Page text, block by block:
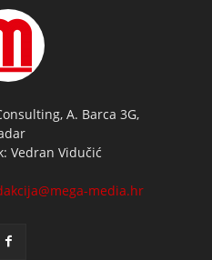
A. Barca 3G,
Vedran Vidučić
media.hr